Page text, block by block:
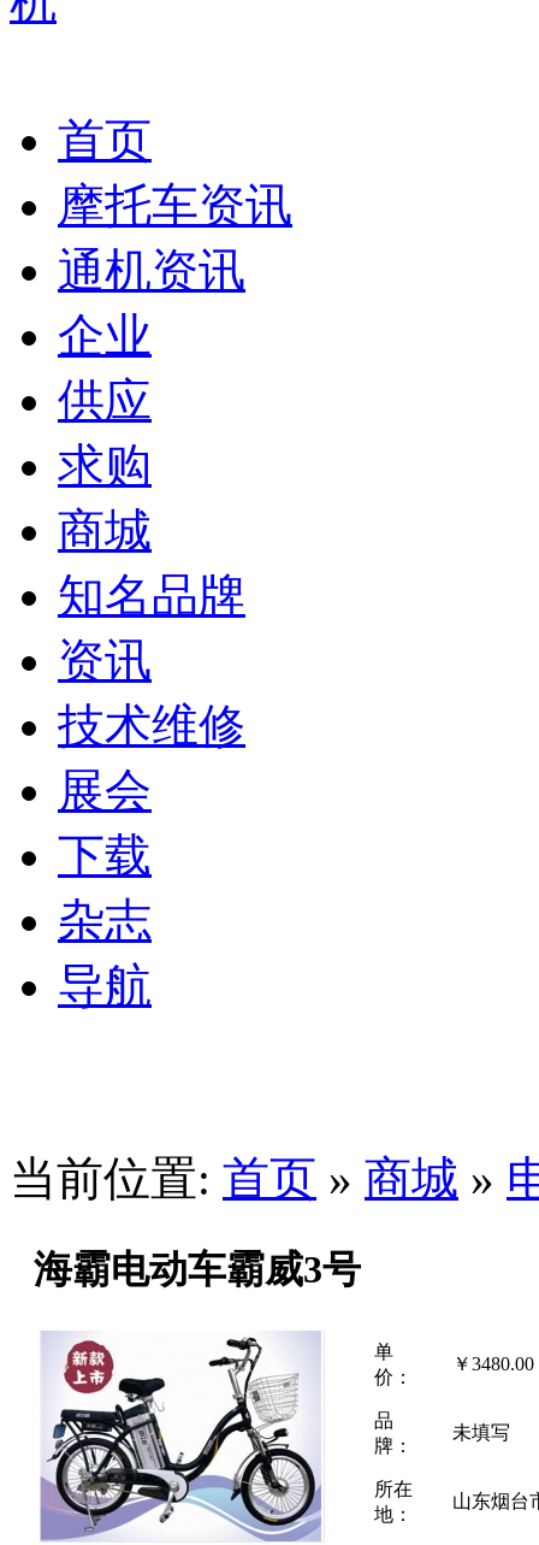
首页
摩托车资讯
通机资讯
企业
供应
求购
商城
知名品牌
资讯
技术维修
展会
下载
杂志
导航
当前位置: 首页 » 商城 »
海霸电动车霸威3号
单
价：
￥3480.00
品
牌：
未填写
所在
地：
山东烟台